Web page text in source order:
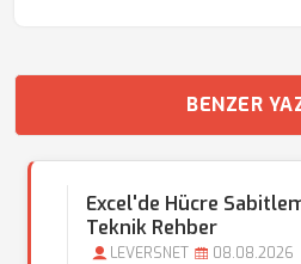
BENZER
Excel'de Hücre
Teknik Rehber
LEVERSNET 08.08.2026